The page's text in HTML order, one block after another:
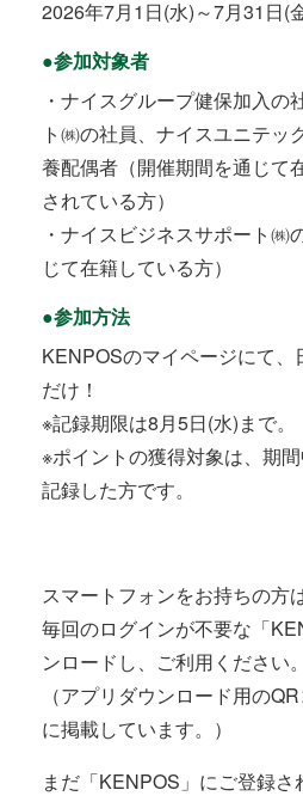
2026年7月1日(水)～7月31日(
●参加対象者
・ナイスグループ健保加入の
ト㈱の社員、ナイスユニテッ
養配偶者（開催期間を通じて
されている方）
・ナイスビジネスサポート㈱
じて在籍している方）
●参加方法
KENPOSのマイページにて、
だけ！
※記録期限は8月5日(水)まで。
※ポイントの獲得対象は、期
記録した方です。
スマートフォンをお持ちの方
毎回のログインが不要な「
ンロードし、ご利用ください。
（アプリダウンロード用の
に掲載しています。）
まだ「KENPOS」にご登録さ